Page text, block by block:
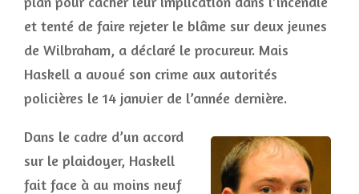
et tenté de faire rejeter le blâme sur deux jeunes
de Wilbraham, a déclaré le procureur. Mais
Haskell a avoué son crime aux autorités
policières le 14 janvier de l’année dernière.
Dans le cadre d’un accord
sur le plaidoyer, Haskell
fait face à au moins neuf